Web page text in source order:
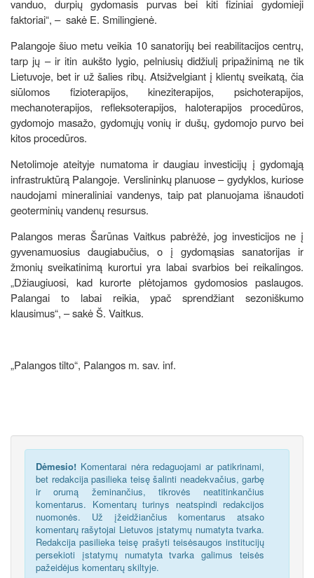
vanduo, durpių gydomasis purvas bei kiti fiziniai gydomieji
faktoriai“, – sakė E. Smilingienė.
Palangoje šiuo metu veikia 10 sanatorijų bei reabilitacijos centrų,
tarp jų – ir itin aukšto lygio, pelniusių didžiulį pripažinimą ne tik
Lietuvoje, bet ir už šalies ribų. Atsižvelgiant į klientų sveikatą, čia
siūlomos fizioterapijos, kineziterapijos, psichoterapijos,
mechanoterapijos, refleksoterapijos, haloterapijos procedūros,
gydomojo masažo, gydomųjų vonių ir dušų, gydomojo purvo bei
kitos procedūros.
Netolimoje ateityje numatoma ir daugiau investicijų į gydomąją
infrastruktūrą Palangoje. Verslininkų planuose – gydyklos, kuriose
naudojami mineraliniai vandenys, taip pat planuojama išnaudoti
geoterminių vandenų resursus.
Palangos meras Šarūnas Vaitkus pabrėžė, jog investicijos ne į
gyvenamuosius daugiabučius, o į gydomąsias sanatorijas ir
žmonių sveikatinimą kurortui yra labai svarbios bei reikalingos.
„Džiaugiuosi, kad kurorte plėtojamos gydomosios paslaugos.
Palangai to labai reikia, ypač sprendžiant sezoniškumo
klausimus“, – sakė Š. Vaitkus.
„Palangos tilto“, Palangos m. sav. inf.
Dėmesio! Komentarai nėra redaguojami ar patikrinami,
bet redakcija pasilieka teisę šalinti neadekvačius, garbę
ir orumą žeminančius, tikrovės neatitinkančius
komentarus. Komentarų turinys neatspindi redakcijos
nuomonės. Už įžeidžiančius komentarus atsako
komentarų rašytojai Lietuvos įstatymų numatyta tvarka.
Redakcija pasilieka teisę prašyti teisėsaugos institucijų
persekioti įstatymų numatyta tvarka galimus teisės
pažeidėjus komentarų skiltyje.